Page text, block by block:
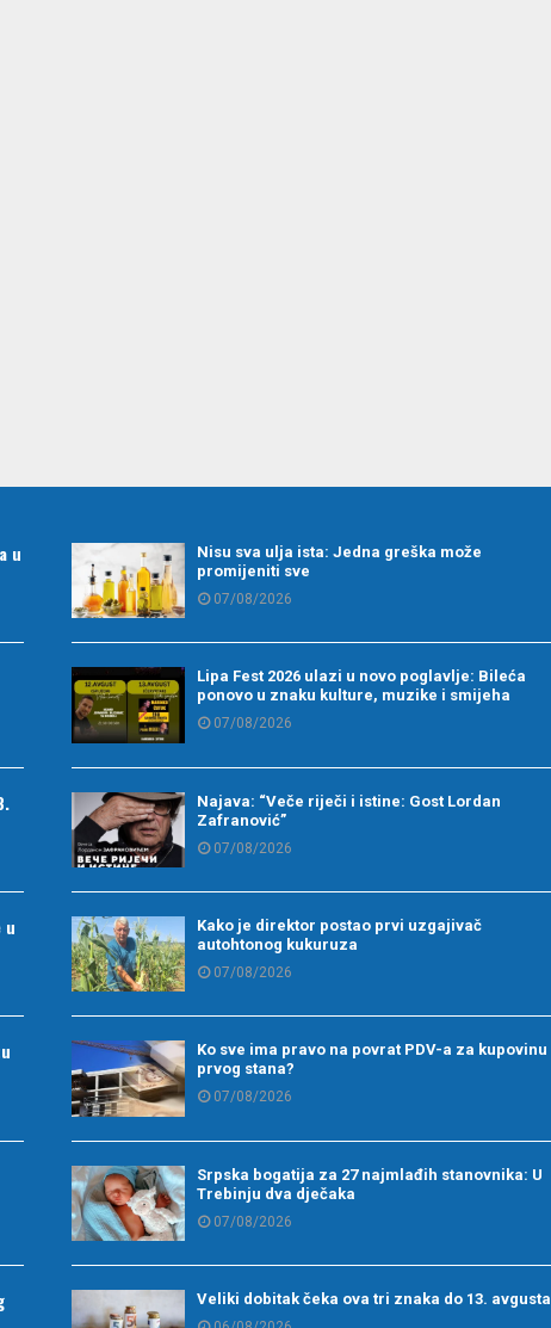
u
u
Nisu sva ulja ista: Jedna greška može
promijeniti sve
07/08/2026
Lipa Fest 2026 ulazi u novo poglavlje: Bileća
ponovo u znaku kulture, muzike i smijeha
07/08/2026
Najava: “Veče riječi i istine: Gost Lordan
Zafranović”
07/08/2026
Kako je direktor postao prvi uzgajivač
autohtonog kukuruza
07/08/2026
Ko sve ima pravo na povrat PDV-a za kupovinu
prvog stana?
07/08/2026
Srpska bogatija za 27 najmlađih stanovnika: U
Trebinju dva dječaka
07/08/2026
Veliki dobitak čeka ova tri znaka do 13. avgusta